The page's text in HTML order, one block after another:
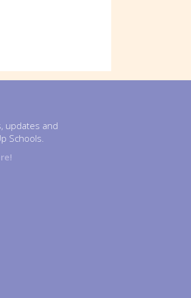
updates and
Schools.